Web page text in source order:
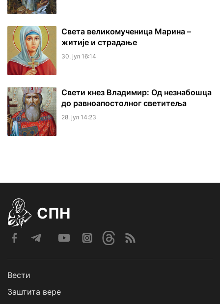
Света великомученица Марина –
житије и страдање
30. јул 16:14
Свети кнез Владимир: Од незнабошца
до равноапостолног светитеља
28. јул 14:23
СПН
Вести
Заштита вере